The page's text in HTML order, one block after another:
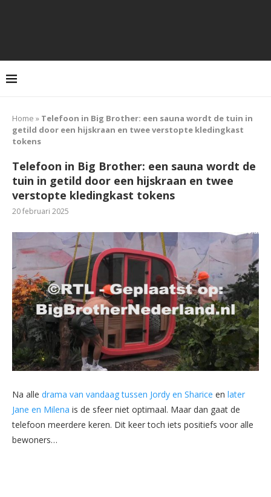
Home » Telefoon in Big Brother: een sauna wordt de tuin in
getild door een hijskraan en twee verstopte kledingkast
tokens
Telefoon in Big Brother: een sauna wordt de
tuin in getild door een hijskraan en twee
verstopte kledingkast tokens
20 februari 2025
Na alle drama van vandaag tussen Jordy en Sharice en later
Jane en Milena is de sfeer niet optimaal. Maar dan gaat de
telefoon meerdere keren. Dit keer toch iets positiefs voor alle
bewoners…